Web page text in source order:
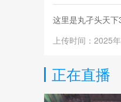
这里是丸孑头天
上传时间：2025
正在直播